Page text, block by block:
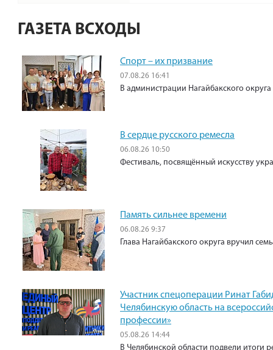
ГАЗЕТА ВСХОДЫ
Спорт – их призвание
07.08.26 16:41
В администрации Нагайбакского
В сердце русского ремесла
06.08.26 10:50
Фестиваль, посвящённый искусству
Память сильнее времени
06.08.26 9:37
Глава Нагайбакского округа вручил
Участник спецоперации Ринат
Челябинскую область на
профессии»
05.08.26 14:44
В Челябинской области подвели итоги